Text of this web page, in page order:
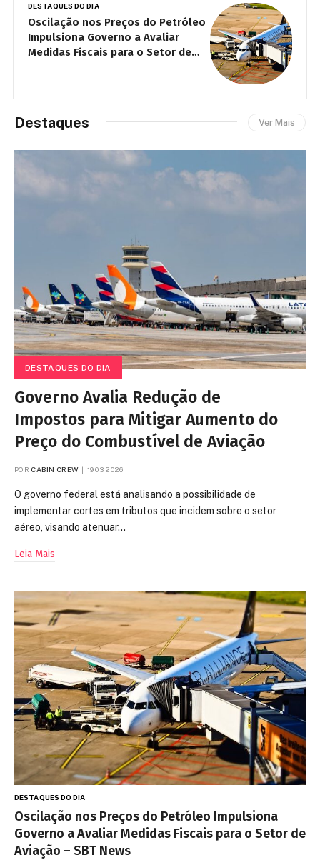
DESTAQUES DO DIA
Oscilação nos Preços do Petróleo
Impulsiona Governo a Avaliar
Medidas Fiscais para o Setor de
Destaques Ver Mais
DESTAQUES DO DIA
Governo Avalia Redução de
Impostos para Mitigar Aumento do
Preço do Combustível de Aviação
POR CABIN CREW 19.03.2026
O governo federal está analisando a possibilidade de
implementar cortes em tributos que incidem sobre o setor
aéreo, visando atenuar…
Leia Mais
DESTAQUES DO DIA
Oscilação nos Preços do Petróleo Impulsiona
Governo a Avaliar Medidas Fiscais para o Setor de
Aviação – SBT News